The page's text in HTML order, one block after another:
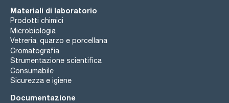
Materiali di laboratorio
Prodotti chimici
Microbiologia
Vetreria, quarzo e porcellana
Cromatografia
Strumentazione scientifica
Consumabile
Sicurezza e igiene
Documentazione